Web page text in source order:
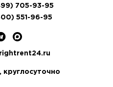
705-93-95
551-96-95
круглосуточно